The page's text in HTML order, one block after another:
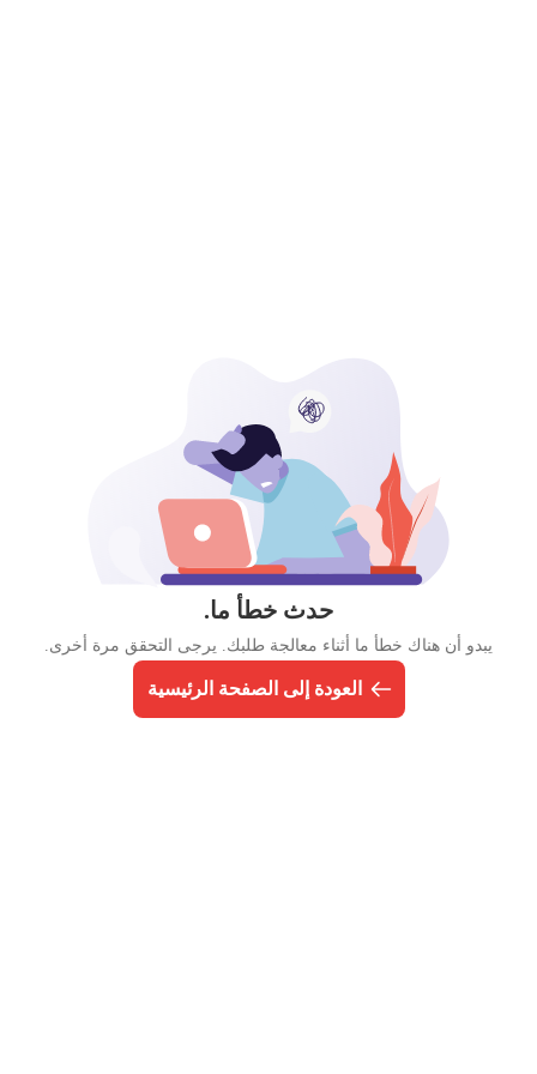
حدث خطأ ما.
يبدو أن هناك خطأ ما أثناء معالجة طلبك. يرجى التحقق مرة أخرى.
العودة إلى الصفحة الرئيسية